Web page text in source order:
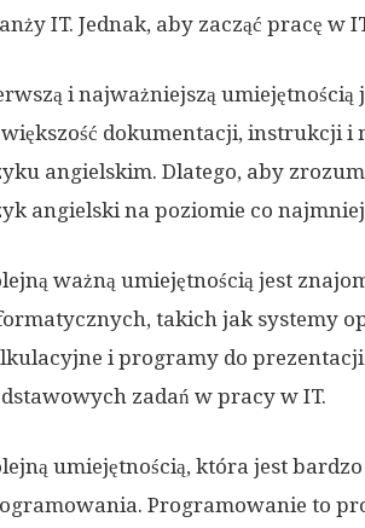
IT. Jednak, aby zacząć pracę w
i najważniejszą
dokumentacji, instrukcji i
angielskim. Dlatego, aby
angielski na poziomie co
ważną umiejętnością jest
takich jak systemy
i programy do
zadań w pracy w IT.
umiejętnością, która jest
Programowanie to